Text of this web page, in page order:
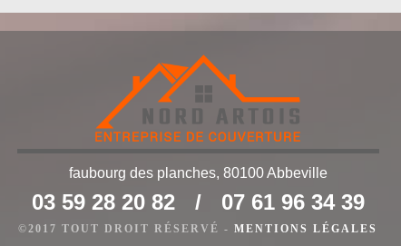
de nos spécialités
étanche si vous voulez être préservés des intempéries
de cette performance, nous ne manquerons pas de
faubourg des planches, 80100 Abbeville
03 59 28 20 82 / 07 61 96 34 39
©2017 TOUT DROIT RÉSERVÉ - MENTIONS LÉGALES